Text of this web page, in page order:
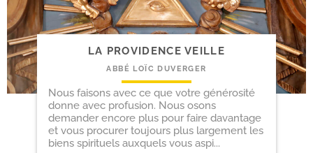
LA PROVIDENCE VEILLE
ABBÉ LOÏC DUVERGER
Nous faisons avec ce que votre générosité
donne avec profusion. Nous osons
demander encore plus pour faire davantage
et vous procurer toujours plus largement les
biens spirituels auxquels vous aspi...